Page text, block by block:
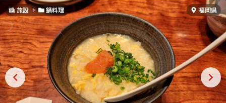
施設 鍋料理 福岡県